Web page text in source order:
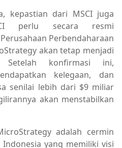
kepastian dari MSCI juga
perlu secara resmi
Perbendaharaan
akan tetap menjadi
konfirmasi ini,
kelegaan, dan
senilai lebih dari $9 miliar
akan menstabilkan
adalah cermin
yang memiliki visi